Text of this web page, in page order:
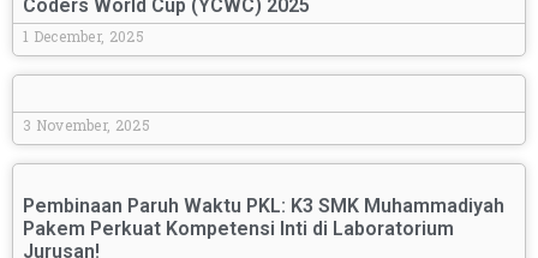
Coders World Cup (YCWC) 2025
1 December, 2025
3 November, 2025
Pembinaan Paruh Waktu PKL: K3 SMK Muhammadiyah
Pakem Perkuat Kompetensi Inti di Laboratorium
Jurusan!